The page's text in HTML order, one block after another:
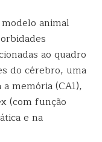
animal
ao quadro
do cérebro, uma
memória (CA1),
(com função
e na